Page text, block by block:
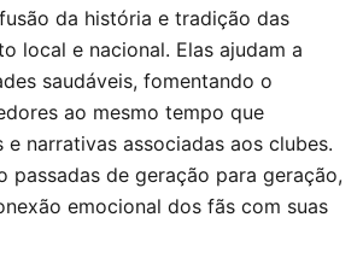
da história e tradição das
local e nacional. Elas ajudam a
saudáveis, fomentando o
ao mesmo tempo que
e narrativas associadas aos clubes.
passadas de geração para geração,
emocional dos fãs com suas